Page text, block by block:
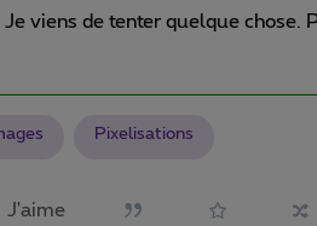
Je viens de tenter quelque chose.
Pixelisations
J'aime